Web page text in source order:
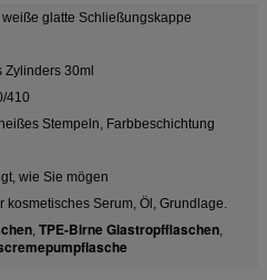
glatte Schließungskappe
Zylinders 30ml
410
Stempeln, Farbbeschichtung
wie Sie mögen
Serum, Öl, Grundlage.
, TPE-Birne Glastropfflaschen,